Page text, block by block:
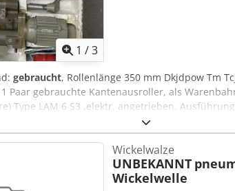
1 /3
gebraucht, Rollenlänge 350 mm Dkjdpow Tm
Paar gebrauchte Kantenausroller, als
Type LAM 6 S3 ,elektr. angetrieben,
Wickelwalze
UNBEKANNT
Wickelwelle